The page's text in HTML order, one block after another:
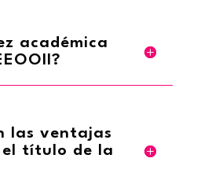
académica
las ventajas
el título de la